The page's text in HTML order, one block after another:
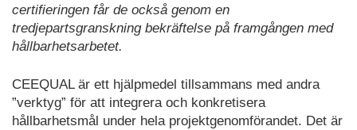
certifieringen får de också genom en
tredjepartsgranskning bekräftelse på framgången med
hållbarhetsarbetet.
CEEQUAL är ett hjälpmedel tillsammans med andra
”verktyg” för att integrera och konkretisera
hållbarhetsmål under hela projektgenomförandet. Det är